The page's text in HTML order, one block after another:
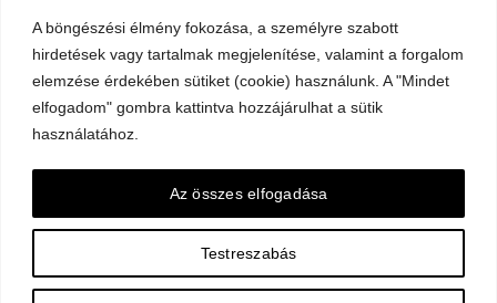
A böngészési élmény fokozása, a személyre szabott
hirdetések vagy tartalmak megjelenítése, valamint a forgalom
elemzése érdekében sütiket (cookie) használunk. A "Mindet
elfogadom" gombra kattintva hozzájárulhat a sütik
használatához.
Testreszabás
Az összes elfogadása
Az aktuális munkáimat pedig megtekintheted az Instánvagy
aFacebookon.
SZABÁLYZAT|IMPRESSZUM